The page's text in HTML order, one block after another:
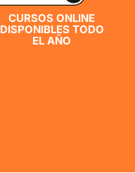
CURSOS ONLINE
DISPONIBLES TODO
EL AÑO